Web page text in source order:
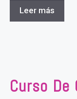
Leer más
Curso De